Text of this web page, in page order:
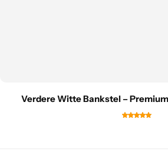
Verdere Witte Bankstel –